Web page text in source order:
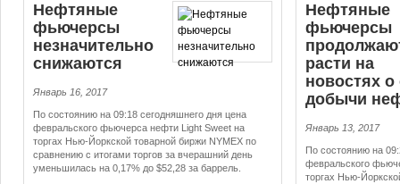
Нефтяные
фьючерсы
незначительно
снижаются
Январь 16, 2017
По состоянию на 09:18 сегодняшнего дня цена
февральского фьючерса нефти Light Sweet на
торгах Нью-Йоркской товарной биржи NYMEX по
сравнению с итогами торгов за вчерашний день
уменьшилась на 0,17% до $52,28 за баррель.
Нефтяные
фьючерсы
расти на
новостях
добычи
Январь 13, 2017
По состоянию на
февральского
торгах Нью-